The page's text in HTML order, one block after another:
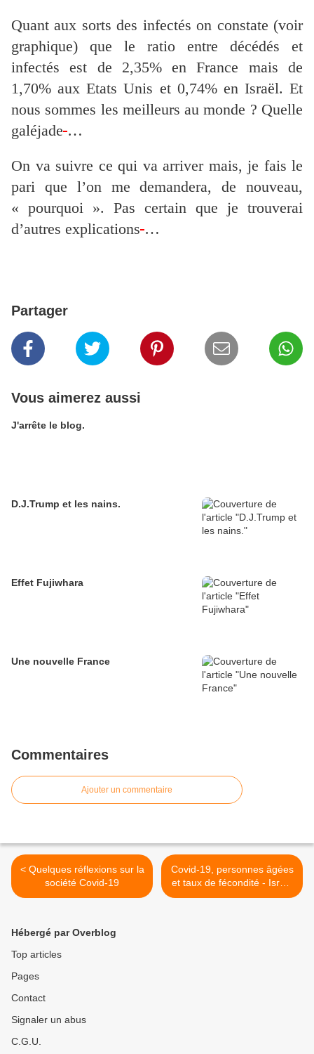
Quant aux sorts des infectés on constate (voir
graphique) que le ratio entre décédés et
infectés est de 2,35% en France mais de
1,70% aux Etats Unis et 0,74% en Israël. Et
nous sommes les meilleurs au monde ? Quelle
galéjade …
On va suivre ce qui va arriver mais, je fais le
pari que l’on me demandera, de nouveau,
« pourquoi ». Pas certain que je trouverai
d’autres explications …
Partager
Vous aimerez aussi
J'arrête le blog.
D.J.Trump et les nains.
Effet Fujiwhara
Une nouvelle France
Commentaires
Ajouter un commentaire
< Quelques réflexions sur la
société Covid-19
Covid-19, personnes âgées
et taux de fécondité - Israël
>
Hébergé par Overblog
Top articles
Pages
Contact
Signaler un abus
C.G.U.